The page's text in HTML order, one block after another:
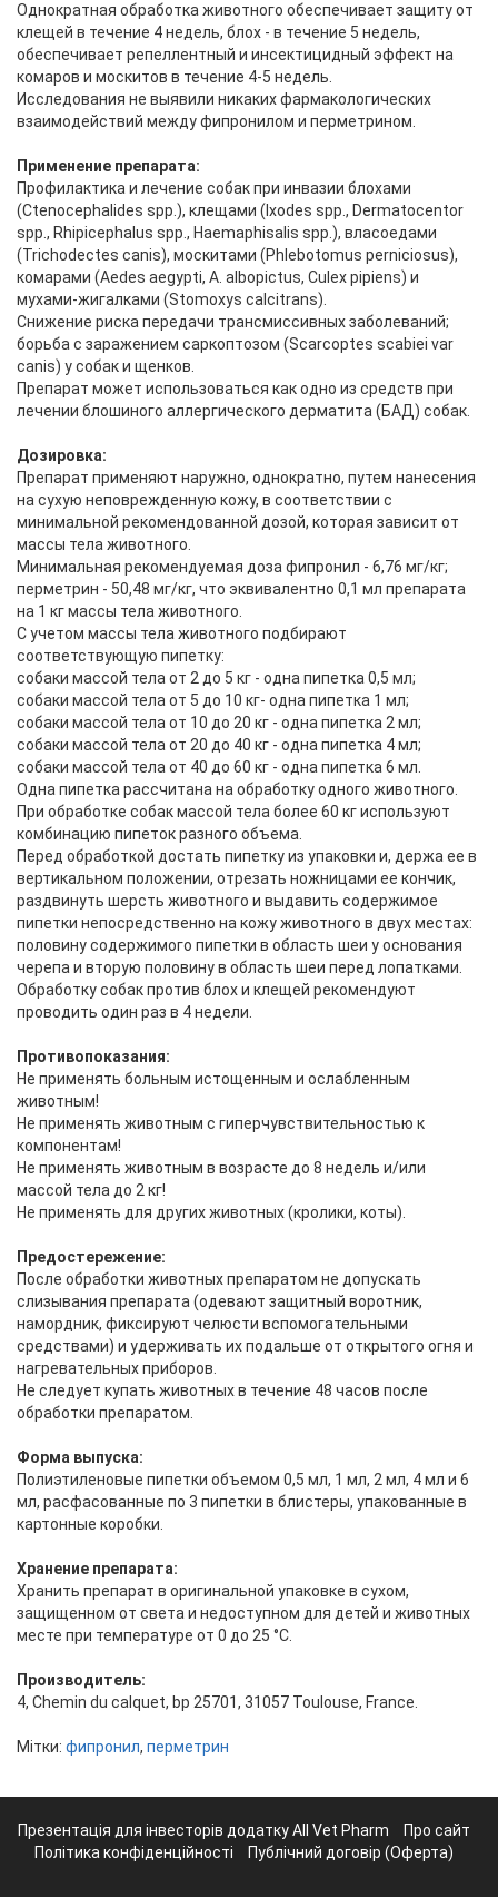
Однократная обработка животного обеспечивает защиту от
клещей в течение 4 недель, блох - в течение 5 недель,
обеспечивает репеллентный и инсектицидный эффект на
комаров и москитов в течение 4-5 недель.
Исследования не выявили никаких фармакологических
взаимодействий между фипронилом и перметрином.
Применение препарата:
Профилактика и лечение собак при инвазии блохами
(Ctenocephalides spp.), клещами (Ixodes spp., Dermatocentor
spp., Rhipicephalus spp., Haemaphisalis spp.), власоедами
(Trichodectes canis), москитами (Phlebotomus perniciosus),
комарами (Aedes aegypti, A. albopictus, Culex pipiens) и
мухами-жигалками (Stomoxys calcitrans).
Снижение риска передачи трансмиссивных заболеваний;
борьба с заражением саркоптозом (Scarcoptes scabiei var
canis) у собак и щенков.
Препарат может использоваться как одно из средств при
лечении блошиного аллергического дерматита (БАД) собак.
Дозировка:
Препарат применяют наружно, однократно, путем нанесения
на сухую неповрежденную кожу, в соответствии с
минимальной рекомендованной дозой, которая зависит от
массы тела животного.
Минимальная рекомендуемая доза фипронил - 6,76 мг/кг;
перметрин - 50,48 мг/кг, что эквивалентно 0,1 мл препарата
на 1 кг массы тела животного.
С учетом массы тела животного подбирают
соответствующую пипетку:
собаки массой тела от 2 до 5 кг - одна пипетка 0,5 мл;
собаки массой тела от 5 до 10 кг- одна пипетка 1 мл;
собаки массой тела от 10 до 20 кг - одна пипетка 2 мл;
собаки массой тела от 20 до 40 кг - одна пипетка 4 мл;
собаки массой тела от 40 до 60 кг - одна пипетка 6 мл.
Одна пипетка рассчитана на обработку одного животного.
При обработке собак массой тела более 60 кг используют
комбинацию пипеток разного объема.
Перед обработкой достать пипетку из упаковки и, держа ее в
вертикальном положении, отрезать ножницами ее кончик,
раздвинуть шерсть животного и выдавить содержимое
пипетки непосредственно на кожу животного в двух местах:
половину содержимого пипетки в область шеи у основания
черепа и вторую половину в область шеи перед лопатками.
Обработку собак против блох и клещей рекомендуют
проводить один раз в 4 недели.
Противопоказания:
Не применять больным истощенным и ослабленным
животным!
Не применять животным с гиперчувствительностью к
компонентам!
Не применять животным в возрасте до 8 недель и/или
массой тела до 2 кг!
Не применять для других животных (кролики, коты).
Предостережение:
После обработки животных препаратом не допускать
слизывания препарата (одевают защитный воротник,
намордник, фиксируют челюсти вспомогательными
средствами) и удерживать их подальше от открытого огня и
нагревательных приборов.
Не следует купать животных в течение 48 часов после
обработки препаратом.
Форма выпуска:
Полиэтиленовые пипетки объемом 0,5 мл, 1 мл, 2 мл, 4 мл и 6
мл, расфасованные по 3 пипетки в блистеры, упакованные в
картонные коробки.
Хранение препарата:
Хранить препарат в оригинальной упаковке в сухом,
защищенном от света и недоступном для детей и животных
месте при температуре от 0 до 25 °C.
Производитель:
4, Chemin du calquet, bp 25701, 31057 Toulouse, France.
Мітки: фипронил, перметрин
Презентація для інвесторів додатку All Vet Pharm
Про сайт
Політика конфіденційності
Публічний договір (Оферта)